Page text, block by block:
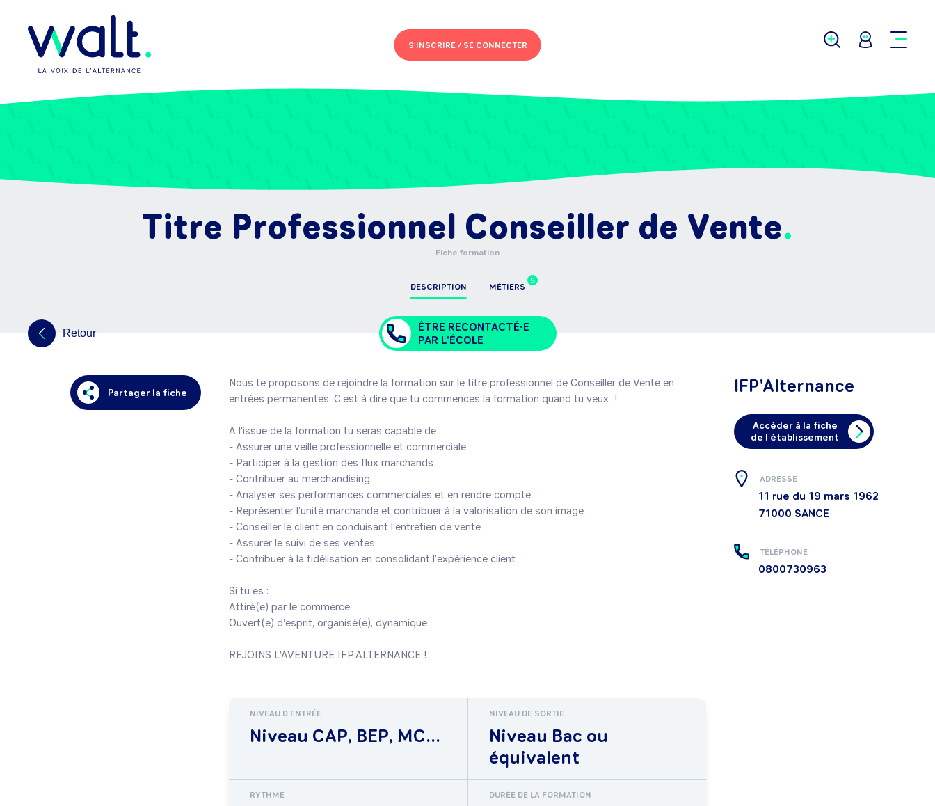
S'INSCRIRE /SE CONNECTER
Titre Professionnel Conseiller de Vente
Fiche formation
DESCRIPTION
5
MÉTIERS
ÊTRE RECONTACTÉ•E
PAR L'ÉCOLE
Retour
Partager la fiche
Nous te proposons de rejoindre la formation sur le titre professionnel de Conseiller de Vente en
entrées permanentes. C'est à dire que tu commences la formation quand tu veux  !
A l'issue de la formation tu seras capable de :
- Assurer une veille professionnelle et commerciale
- Participer à la gestion des flux marchands
- Contribuer au merchandising
- Analyser ses performances commerciales et en rendre compte
- Représenter l’unité marchande et contribuer à la valorisation de son image
- Conseiller le client en conduisant l’entretien de vente
- Assurer le suivi de ses ventes
- Contribuer à la fidélisation en consolidant l’expérience client
Si tu es :
Attiré(e) par le commerce
Ouvert(e) d'esprit, organisé(e), dynamique
REJOINS L'AVENTURE IFP'ALTERNANCE !
NIVEAU D'ENTRÉE
Niveau CAP, BEP, MC...
NIVEAU DE SORTIE
Niveau Bac ou
équivalent
RYTHME DURÉE DE LA FORMATION
IFP'Alternance
Accéder à la fiche
de l'établissement
ADRESSE
11 rue du 19 mars 1962
71000 SANCE
TÉLÉPHONE
0800730963